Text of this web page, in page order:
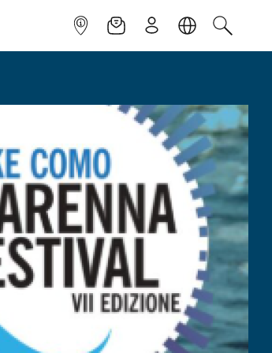
INFOPOINTNEWSLETTER
ISCRIVITILINGUACERCA